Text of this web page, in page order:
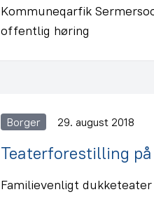
Kommuneqarfik
offentlig høring
Borger 29. august 2018
Teaterforestilling
Familievenligt